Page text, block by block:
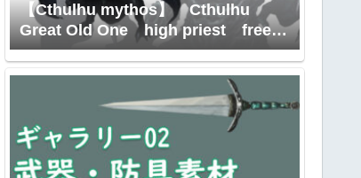
【Cthulhu mythos】 Cthulhu
Great Old One high priest free
material